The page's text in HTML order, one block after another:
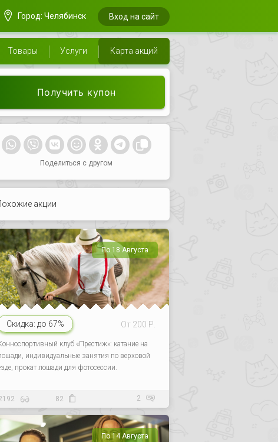
Город: Челябинск Вход на сайт
Товары Услуги Карта акций
Получить купон
Поделиться с другом
акции
По 18 Августа
Скидка: до 67% От 200 Р.
клуб «Престиж»: катание на
индивидуальные занятия по верховой
прокат лошади для фотосессии.
82 2
По 14 Августа